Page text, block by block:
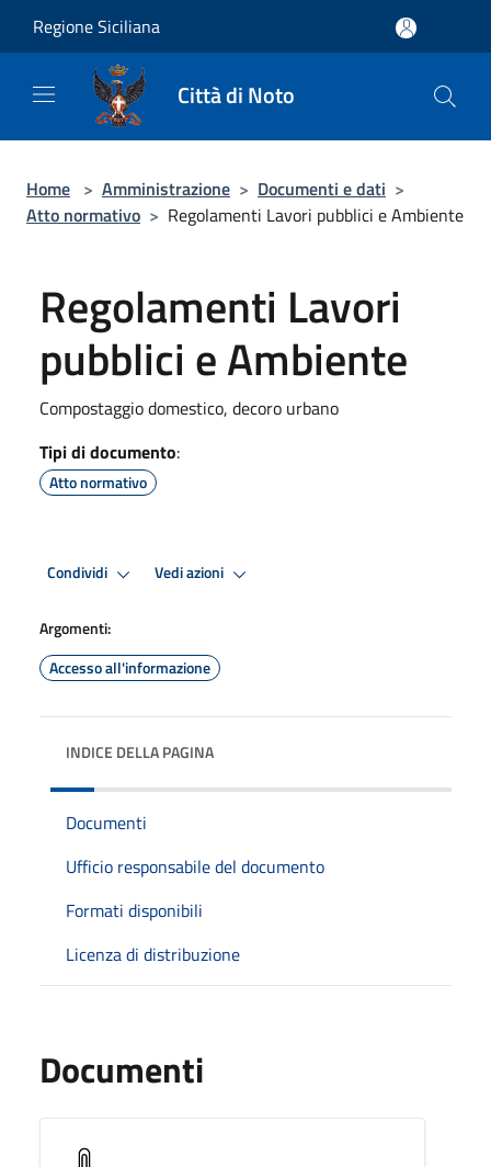
Regione Siciliana
Città di Noto
Home > Amministrazione > Documenti e dati >
Atto normativo > Regolamenti Lavori pubblici e Ambiente
Regolamenti Lavori
pubblici e Ambiente
Compostaggio domestico, decoro urbano
Tipi di documento:
Atto normativo
Condividi Vedi azioni
Argomenti:
Accesso all'informazione
INDICE DELLA PAGINA
Documenti
Ufficio responsabile del documento
Formati disponibili
Licenza di distribuzione
Documenti